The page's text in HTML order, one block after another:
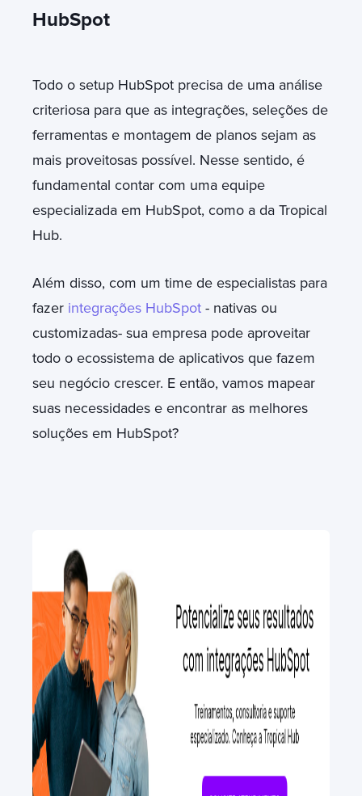
HubSpot
Todo o setup HubSpot precisa de uma análise
criteriosa para que as integrações, seleções de
ferramentas e montagem de planos sejam as
mais proveitosas possível. Nesse sentido, é
fundamental contar com uma equipe
especializada em HubSpot, como a da Tropical
Hub.
Além disso, com um time de especialistas para
fazer integrações HubSpot - nativas ou
customizadas- sua empresa pode aproveitar
todo o ecossistema de aplicativos que fazem
seu negócio crescer. E então, vamos mapear
suas necessidades e encontrar as melhores
soluções em HubSpot?